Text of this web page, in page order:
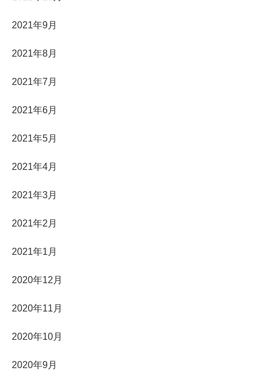
2021年9月
2021年8月
2021年7月
2021年6月
2021年5月
2021年4月
2021年3月
2021年2月
2021年1月
2020年12月
2020年11月
2020年10月
2020年9月